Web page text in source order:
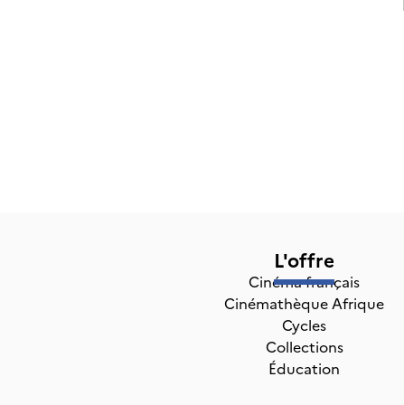
L'offre
Cinéma français
Cinémathèque Afrique
Cycles
Collections
Éducation